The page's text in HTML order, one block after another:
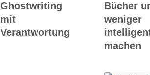
Ghostwriting
mit
Verantwortung
Bücher
weniger
machen